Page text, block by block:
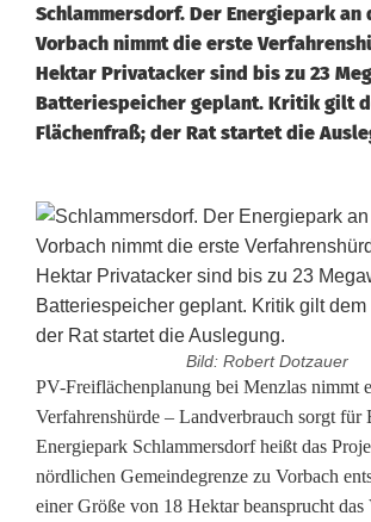
Schlammersdorf. Der Energiepark an
Vorbach nimmt die erste
Hektar Privatacker sind bis zu 23
Batteriespeicher geplant. Kritik gilt
Flächenfraß; der Rat startet die
Bild: Robert Dotzauer
E
n
e
PV-Freiflächenplanung bei Menzlas nimmt
Verfahrenshürde – Landverbrauch sorgt für
Energiepark Schlammersdorf heißt das
nördlichen Gemeindegrenze zu Vorbach
einer Größe von 18 Hektar beansprucht das